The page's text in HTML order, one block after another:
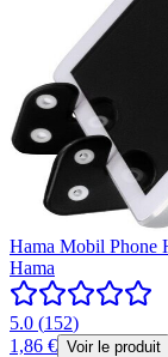
Hama Mobil Phone
Hama
5.0 (152)
1,86 € Voir le produit